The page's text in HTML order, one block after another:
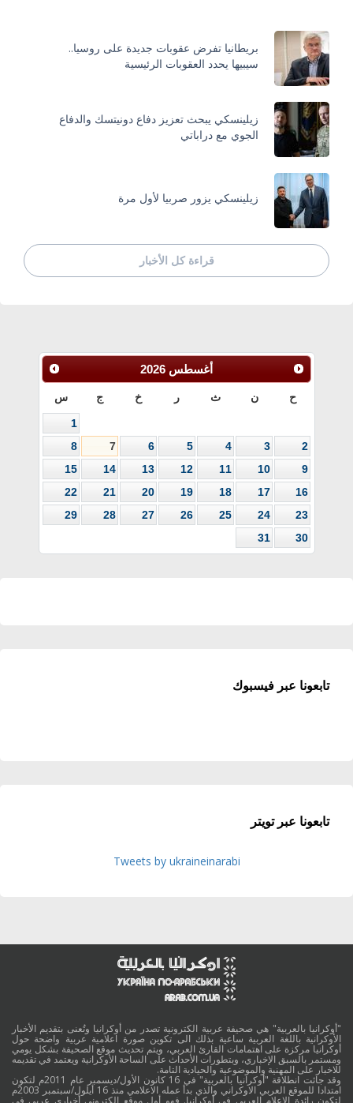
بريطانيا تفرض عقوبات جديدة على روسيا..
سيبيها يحدد العقوبات الرئيسية
زيلينسكي يبحث تعزيز دفاع دونيتسك والدفاع
الجوي مع دراباتي
زيلينسكي يزور صربيا لأول مرة
قراءة كل الأخبار
أغسطس 2026
ح ن ث ر خ ج س
1
2
3
4
5
6
7
8
9
10
11
12
13
14
15
16
17
18
19
20
21
22
23
24
25
26
27
28
29
30
31
تابعونا عبر فيسبوك
تابعونا عبر تويتر
Tweets by ukraineinarabi
"أوكرانيا بالعربية" هي صحيفة عربية الكترونية تصدر من أوكرانيا وتُعنى بتقديم الأخبار
الأوكرانية باللغة العربية ساعية بذلك الى تكوين صورة اعلامية عربية واضحة حول
أوكرانيا مركزة على اهتمامات القارئ العربي، ويتم تحديث موقع الصحيفة بشكل يومي
ومستمر بالسبق الإخباري، وبتطورات الأحداث على الساحة الأوكرانية ويعتمد في تقديمه
للاخبار على المهنية والموضوعية والحيادية التامة.
وقد جائت انطلاقة "أوكرانيا بالعربية" في 16 كانون الأول/ديسمبر عام 2011م لتكون
امتدادا للموقع العربي الاوكراني والذي بدأ عمله الاعلامي منذ 16 أيلول/سبتمبر 2003م